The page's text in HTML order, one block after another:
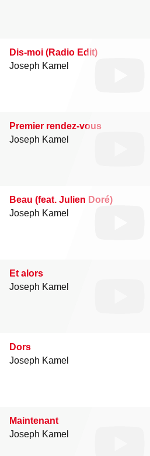
Dis-moi (Radio Edit)
Joseph Kamel
Premier rendez-vous
Joseph Kamel
Beau (feat. Julien Doré)
Joseph Kamel
Et alors
Joseph Kamel
Dors
Joseph Kamel
Maintenant
Joseph Kamel